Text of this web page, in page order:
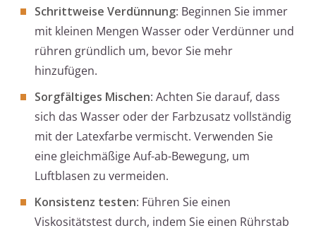
Schrittweise Verdünnung: Beginnen Sie immer
mit kleinen Mengen Wasser oder Verdünner und
rühren gründlich um, bevor Sie mehr
hinzufügen.
Sorgfältiges Mischen: Achten Sie darauf, dass
sich das Wasser oder der Farbzusatz vollständig
mit der Latexfarbe vermischt. Verwenden Sie
eine gleichmäßige Auf-ab-Bewegung, um
Luftblasen zu vermeiden.
Konsistenz testen: Führen Sie einen
Viskositätstest durch, indem Sie einen Rührstab